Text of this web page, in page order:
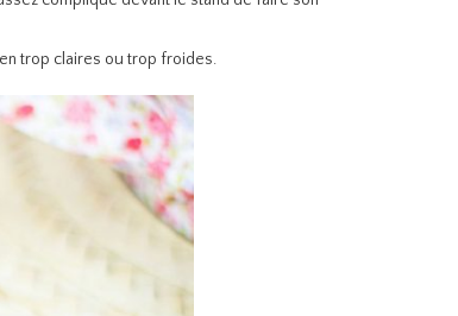
trop claires ou trop froides.